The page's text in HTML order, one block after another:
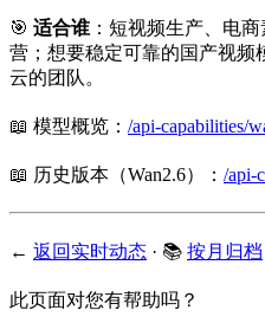
🎯 适合谁 ：短视频生产、电
营；想要稳定可靠的国产视频
云的团队。
📖 模型概览： /api-capabilities/
📖 历史版本（Wan2.6）： /api-
← 返回实时动态 · 📚 按月归档
此页面对您有帮助吗？